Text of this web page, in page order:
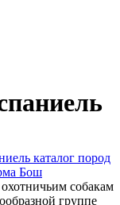
собакам
группе